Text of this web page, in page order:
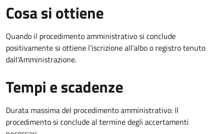
Cosa si ottiene
Quando il procedimento amministrativo si conclude
positivamente si ottiene l'iscrizione all'albo o registro tenuto
dall'Amministrazione.
Tempi e scadenze
Durata massima del procedimento amministrativo: Il
procedimento si conclude al termine degli accertamenti